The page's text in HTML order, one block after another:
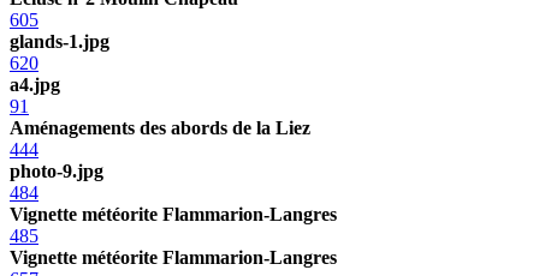
605
glands-1.jpg
620
a4.jpg
91
Aménagements des abords de la Liez
444
photo-9.jpg
484
Vignette météorite Flammarion-Langres
485
Vignette météorite Flammarion-Langres